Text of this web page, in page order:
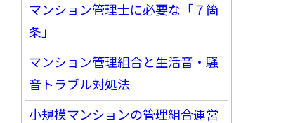
マンション管理士に必要な「７箇
条」
マンション管理組合と生活音・騒
音トラブル対処法
小規模マンションの管理組合運営